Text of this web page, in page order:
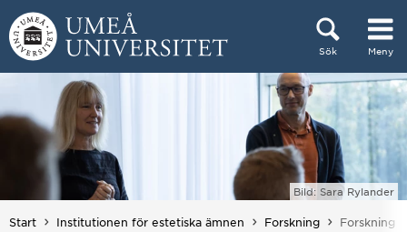
Hoppa direkt till innehållet
Sök Meny
Huvudmenyn dold.
Bild: Sara Rylander
Start Institutionen för estetiska ämnen Forskning Du är här:
Forskning i